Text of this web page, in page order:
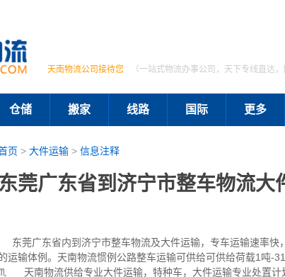
天南物流公司接待您 （一站式物流办事公司，天下专线直达
仓储 搬家 线路 国际 更多
页 > 大件运输> 信息注释
东莞广东省到济宁市整车物流大
东莞广东省内到济宁市整车物流及大件运输，专车运输速率快
运输体例。天南物流惯例公路整车运输可供给可供给荷载1吨-
天南物流供给专业大件运输，特种车，大件运输专业处置